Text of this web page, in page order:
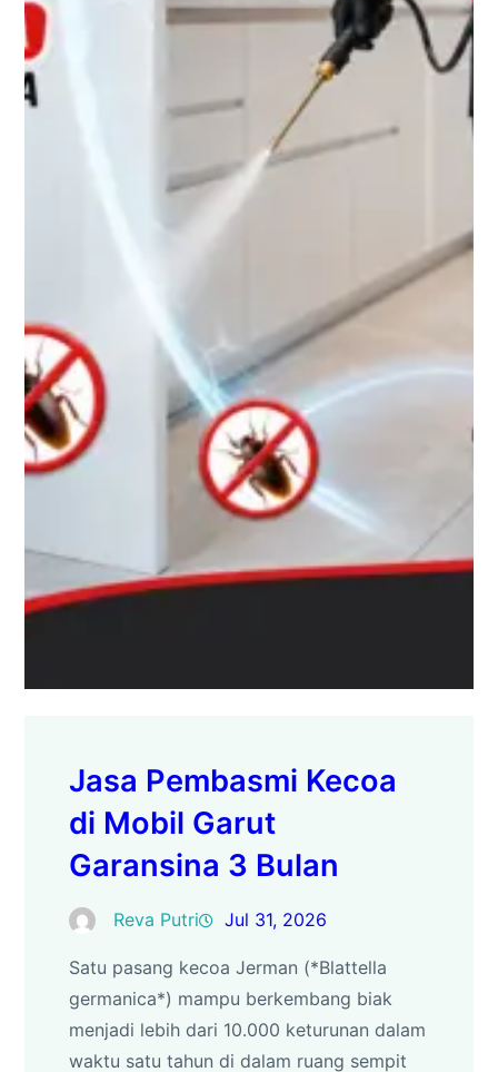
Jasa Pembasmi Kecoa
di Mobil Garut
Garansina 3 Bulan
Reva Putri Jul 31, 2026
Satu pasang kecoa Jerman (*Blattella
germanica*) mampu berkembang biak
menjadi lebih dari 10.000 keturunan dalam
waktu satu tahun di dalam ruang sempit